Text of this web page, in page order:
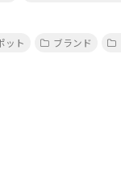
ット ブランド